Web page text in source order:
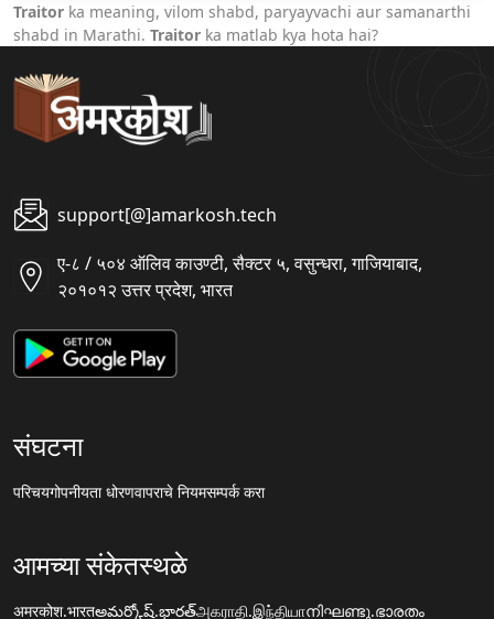
Traitor ka meaning, vilom shabd, paryayvachi aur samanarthi
shabd in Marathi. Traitor ka matlab kya hota hai?
support[@]amarkosh.tech
ए-८ / ५०४ ऑलिव काउण्टी, सैक्टर ५, वसुन्धरा, गाजियाबाद,
२०१०१२ उत्तर प्रदेश, भारत
संघटना
परिचयगोपनीयता धोरणवापराचे नियमसम्पर्क करा
आमच्या संकेतस्थळे
अमरकोश.भारतఅమర్కోష్.భారత్அகராதி.இந்தியாനിഘണ്ടു.ഭാരതം